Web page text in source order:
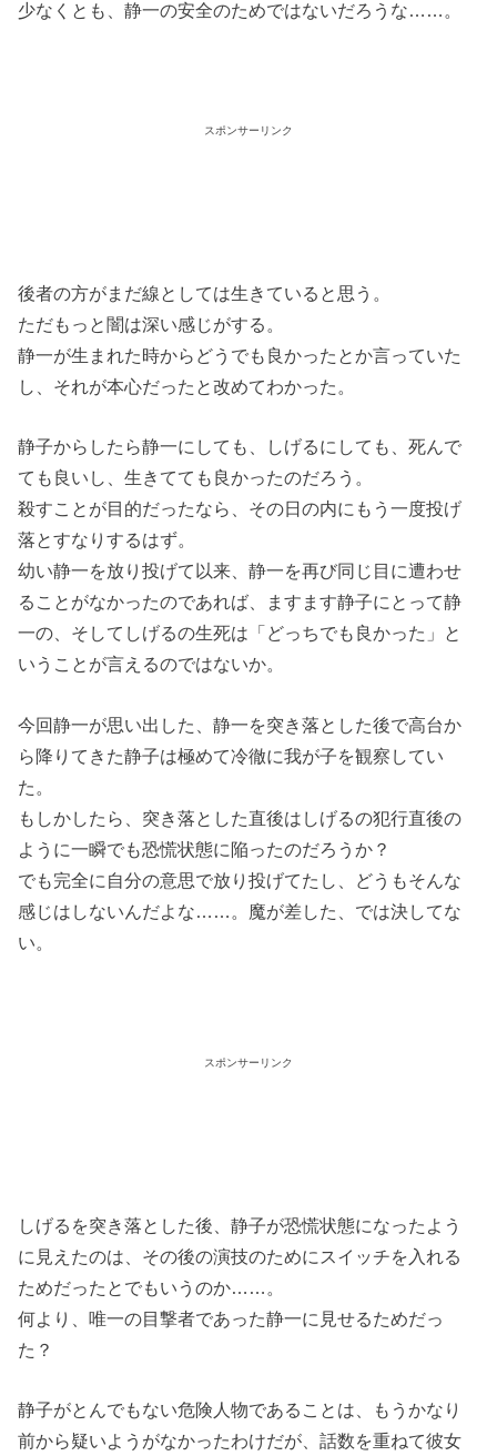
少なくとも、静一の安全のためではないだろうな……。
スポンサーリンク
後者の方がまだ線としては生きていると思う。
ただもっと闇は深い感じがする。
静一が生まれた時からどうでも良かったとか言っていた
し、それが本心だったと改めてわかった。
静子からしたら静一にしても、しげるにしても、死んで
ても良いし、生きてても良かったのだろう。
殺すことが目的だったなら、その日の内にもう一度投げ
落とすなりするはず。
幼い静一を放り投げて以来、静一を再び同じ目に遭わせ
ることがなかったのであれば、ますます静子にとって静
一の、そしてしげるの生死は「どっちでも良かった」と
いうことが言えるのではないか。
今回静一が思い出した、静一を突き落とした後で高台か
ら降りてきた静子は極めて冷徹に我が子を観察してい
た。
もしかしたら、突き落とした直後はしげるの犯行直後の
ように一瞬でも恐慌状態に陥ったのだろうか？
でも完全に自分の意思で放り投げてたし、どうもそんな
感じはしないんだよな……。魔が差した、では決してな
い。
スポンサーリンク
しげるを突き落とした後、静子が恐慌状態になったよう
に見えたのは、その後の演技のためにスイッチを入れる
ためだったとでもいうのか……。
何より、唯一の目撃者であった静一に見せるためだっ
た？
静子がとんでもない危険人物であることは、もうかなり
前から疑いようがなかったわけだが、話数を重ねて彼女